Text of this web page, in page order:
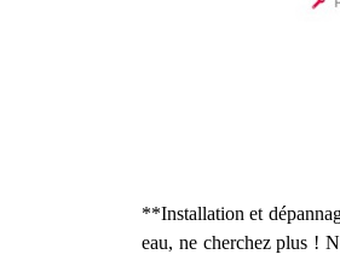
**Installation et
eau, ne cherchez plus !